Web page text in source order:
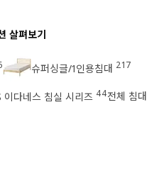
살펴보기
슈퍼싱글/1인용침대 217
다네스 침실 시리즈 44전체 침대